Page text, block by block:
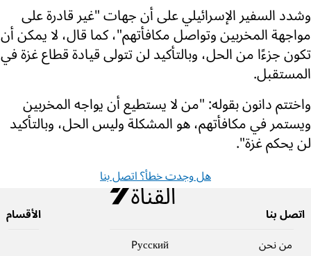
وشدد السفير الإسرائيلي على أن جهات "غير قادرة على
مواجهة المخربين وتواصل مكافأتهم"، كما قال، لا يمكن أن
تكون جزءًا من الحل، وبالتأكيد لن تتولى قيادة قطاع غزة في
المستقبل.
واختتم دانون بقوله: "من لا يستطيع أن يواجه المخربين
ويستمر في مكافأتهم، هو المشكلة وليس الحل، وبالتأكيد
لن يحكم غزة".
هل وجدت خطأ؟ اتصل بنا
اتصل بنا
من نحن
Pусский
الأقسام